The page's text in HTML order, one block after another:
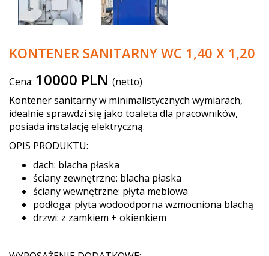
KONTENER SANITARNY WC 1,40 X 1,20
Cena: 10000 PLN (netto)
Kontener sanitarny w minimalistycznych wymiarach,
idealnie sprawdzi się jako toaleta dla pracowników,
posiada instalację elektryczną.
OPIS PRODUKTU:
dach: blacha płaska
ściany zewnętrzne: blacha płaska
ściany wewnętrzne: płyta meblowa
podłoga: płyta wodoodporna wzmocniona blachą
drzwi: z zamkiem + okienkiem